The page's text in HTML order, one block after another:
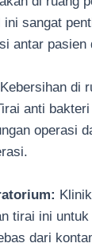
sangat
antar pasien
Kebersihan di
anti
operasi
tirai ini
dari